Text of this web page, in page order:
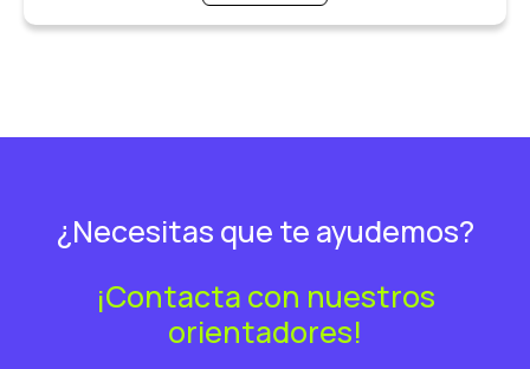
¿Necesitas que te ayudemos?
¡Contacta con nuestros
orientadores!